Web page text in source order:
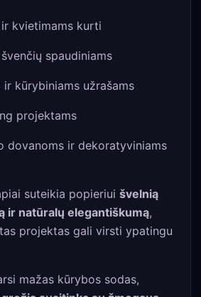
kvietimams kurti
spaudiniams
ir kūrybiniams užrašams
projektams
dovanoms ir dekoratyviniams
suteikia popieriui švelnią
ir natūralų elegantiškumą,
projektas gali virsti ypatingu
mažas kūrybos sodas,